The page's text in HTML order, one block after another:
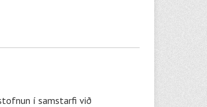
í samstarfi við